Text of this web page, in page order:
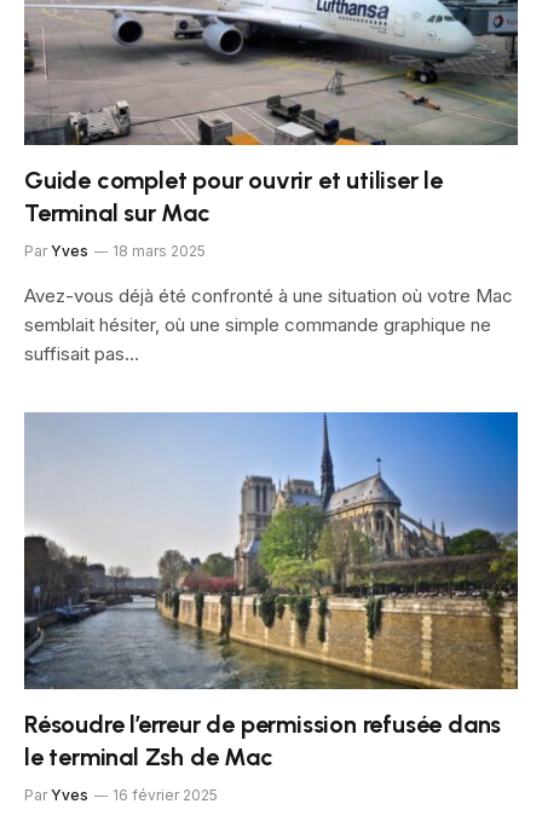
Guide complet pour ouvrir et utiliser le
Terminal sur Mac
Par Yves 18 mars 2025
Avez-vous déjà été confronté à une situation où votre Mac
semblait hésiter, où une simple commande graphique ne
suffisait pas…
Résoudre l’erreur de permission refusée dans
le terminal Zsh de Mac
Par Yves 16 février 2025